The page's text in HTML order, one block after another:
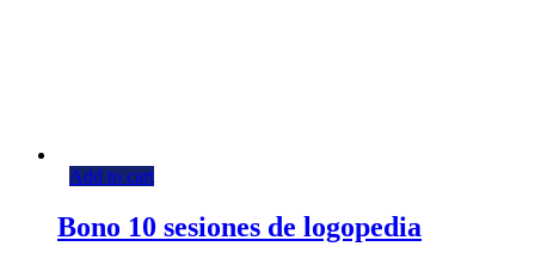
Add to cart
Bono 10 sesiones de logopedia